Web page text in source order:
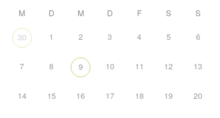
M D M D F S S
30 1 2 3 4 5 6
7 8 9 10 11 12 13
14 15 16 17 18 19 20